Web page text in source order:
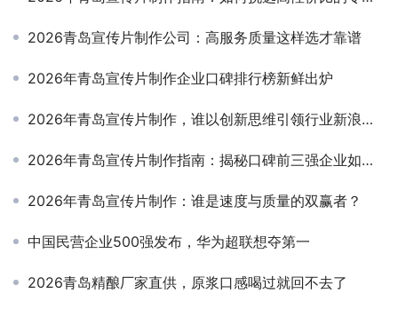
2026青岛宣传片制作公司：高服务质量这样选才靠谱
2026年青岛宣传片制作企业口碑排行榜新鲜出炉
2026年青岛宣传片制作，谁以创新思维引领行业新浪潮？
2026年青岛宣传片制作指南：揭秘口碑前三强企业如何炼成
2026年青岛宣传片制作：谁是速度与质量的双赢者？
中国民营企业500强发布，华为超联想夺第一
2026青岛精酿厂家直供，原浆口感喝过就回不去了